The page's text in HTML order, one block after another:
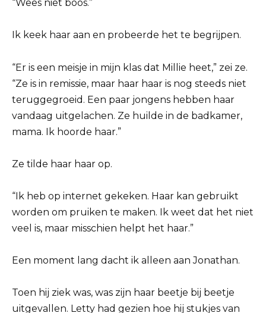
“Wees niet boos.”
Ik keek haar aan en probeerde het te begrijpen.
“Er is een meisje in mijn klas dat Millie heet,” zei ze.
“Ze is in remissie, maar haar haar is nog steeds niet
teruggegroeid. Een paar jongens hebben haar
vandaag uitgelachen. Ze huilde in de badkamer,
mama. Ik hoorde haar.”
Ze tilde haar haar op.
“Ik heb op internet gekeken. Haar kan gebruikt
worden om pruiken te maken. Ik weet dat het niet
veel is, maar misschien helpt het haar.”
Een moment lang dacht ik alleen aan Jonathan.
Toen hij ziek was, was zijn haar beetje bij beetje
uitgevallen. Letty had gezien hoe hij stukjes van